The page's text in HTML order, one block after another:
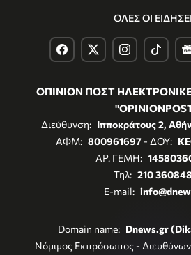
ΟΛΕΣ ΟΙ
ΟΠΙΝΙΟΝ ΠΟΣΤ
Διεύθυνση: Ιπποκράτους 2,
ΑΦΜ: 800961697- ΔΟΥ:
ΑΡ. ΓΕΜΗ:
Τηλ: 210
E-mail:
Domain name: Dnews.gr
Νόμιμος Εκπρόσωπος -